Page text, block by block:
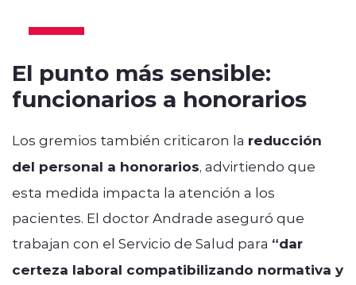
El punto más sensible:
funcionarios a honorarios
Los gremios también criticaron la reducción
del personal a honorarios, advirtiendo que
esta medida impacta la atención a los
pacientes. El doctor Andrade aseguró que
trabajan con el Servicio de Salud para “dar
certeza laboral compatibilizando normativa y